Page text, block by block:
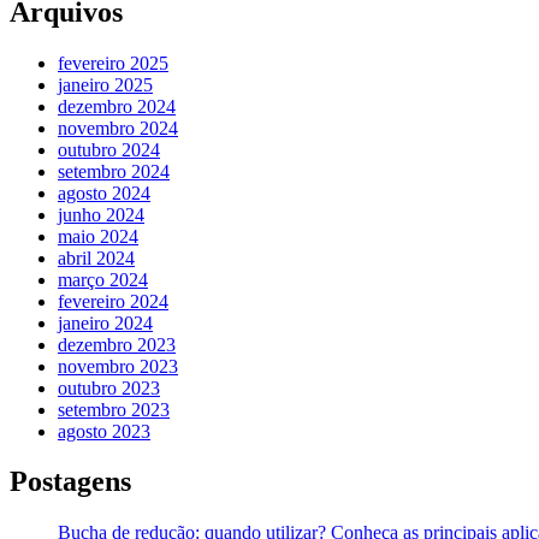
Arquivos
fevereiro 2025
janeiro 2025
dezembro 2024
novembro 2024
outubro 2024
setembro 2024
agosto 2024
junho 2024
maio 2024
abril 2024
março 2024
fevereiro 2024
janeiro 2024
dezembro 2023
novembro 2023
outubro 2023
setembro 2023
agosto 2023
Postagens
Bucha de redução: quando utilizar? Conheça as principais